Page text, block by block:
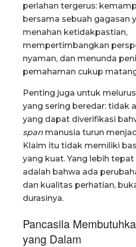
perlahan tergerus:
bersama sebuah gagasan
menahan ketidakpastian,
mempertimbangkan
nyaman, dan menunda
pemahaman cukup
Penting juga untuk
yang sering beredar: tidak
yang dapat diverifikasi
span manusia turun
Klaim itu tidak memiliki
yang kuat. Yang lebih
adalah bahwa ada
dan kualitas perhatian,
durasinya.
Pancasila
yang Dalam